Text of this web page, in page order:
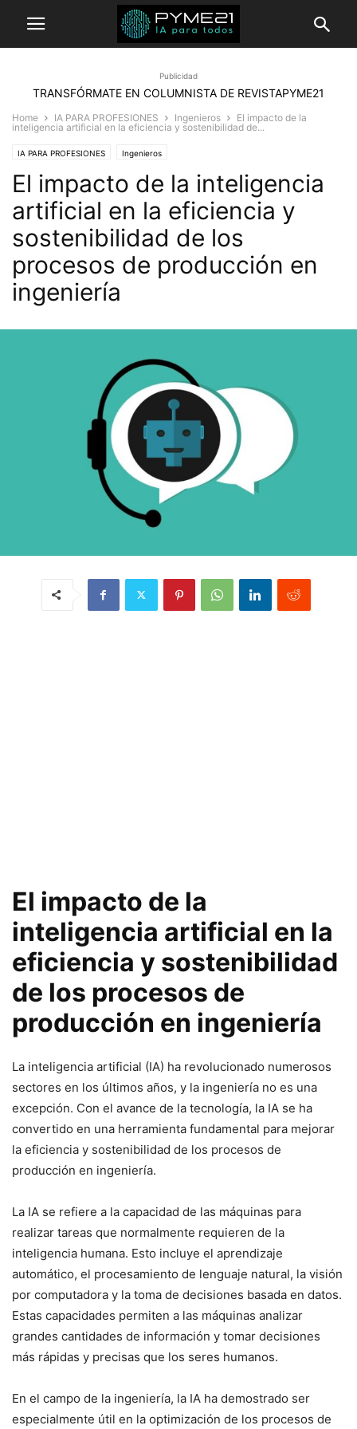
Publicidad
TRANSFÓRMATE EN COLUMNISTA DE REVISTAPYME21
Home IA PARA PROFESIONES Ingenieros
El impacto de la
inteligencia artificial en la eficiencia y sostenibilidad de...
IA PARA PROFESIONES Ingenieros
El impacto de la inteligencia
artificial en la eficiencia y
sostenibilidad de los
procesos de producción en
ingeniería
El impacto de la
inteligencia artificial en la
eficiencia y sostenibilidad
de los procesos de
producción en ingeniería
La inteligencia artificial (IA) ha revolucionado numerosos
sectores en los últimos años, y la ingeniería no es una
excepción. Con el avance de la tecnología, la IA se ha
convertido en una herramienta fundamental para mejorar
la eficiencia y sostenibilidad de los procesos de
producción en ingeniería.
La IA se refiere a la capacidad de las máquinas para
realizar tareas que normalmente requieren de la
inteligencia humana. Esto incluye el aprendizaje
automático, el procesamiento de lenguaje natural, la visión
por computadora y la toma de decisiones basada en datos.
Estas capacidades permiten a las máquinas analizar
grandes cantidades de información y tomar decisiones
más rápidas y precisas que los seres humanos.
En el campo de la ingeniería, la IA ha demostrado ser
especialmente útil en la optimización de los procesos de